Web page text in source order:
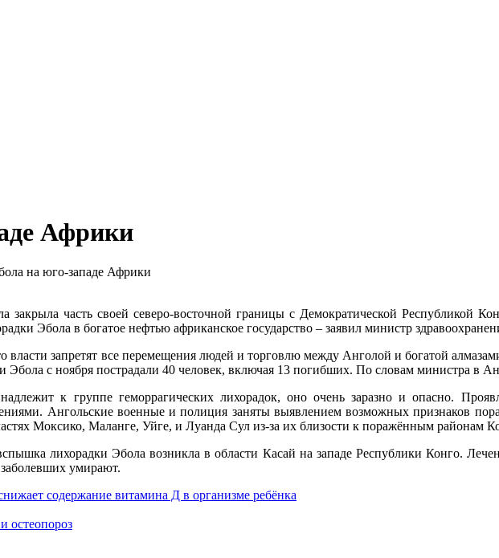
Африки
на юго-западе Африки
закрыла часть своей северо-восточной границы с Демократической Республикой
Эбола в богатое нефтью африканское государство – заявил министр
власти запретят все перемещения людей и торговлю между Анголой и богатой
Эбола с ноября пострадали 40 человек, включая 13 погибших. По словам министра в
к группе геморрагических лихорадок, оно очень заразно и опасно.
Ангольские военные и полиция заняты выявлением возможных признаков
Моксико, Маланге, Уйге, и Луанда Сул из-за их близости к поражённым районам
лихорадки Эбола возникла в области Касай на западе Республики Конго.
умирают.
содержание витамина Д в организме ребёнка
остеопороз